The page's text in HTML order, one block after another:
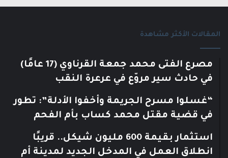
المقالات الأكثر مشاهدة
مصرع الفتى محمد جمعة القرناوي (17 عامًا)
في حادث سير مروّع في عرعرة النقب
“غسلوا مسرح الجريمة وأخفوا الأدلة”: تطور
في قضية مقتل محمد كساب بأم الفحم
استثمار بقيمة 600 مليون شيكل.. قريبًا
انطلاق العمل في المدخل الجديد لمدينة أم